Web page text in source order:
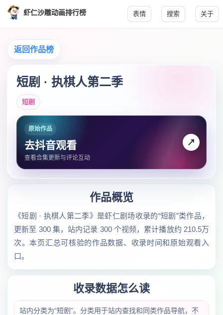
虾仁沙雕动画排行榜 表情 搜索 关于
返回作品榜
短剧 · 执棋人第二季
短剧
原始作品
去抖音观看
查看合集更新与评论互动
↗
作品概览
《短剧 · 执棋人第二季》是虾仁剧场收录的“短剧”类作品，
更新至 300 集，站内记录 300 个视频，累计播放约 210.5万
次。本页汇总可核验的作品数据、收录时间和原始观看入
口。
收录数据怎么读
站内分类为“短剧”。分类用于站内查找和同类作品导航，不